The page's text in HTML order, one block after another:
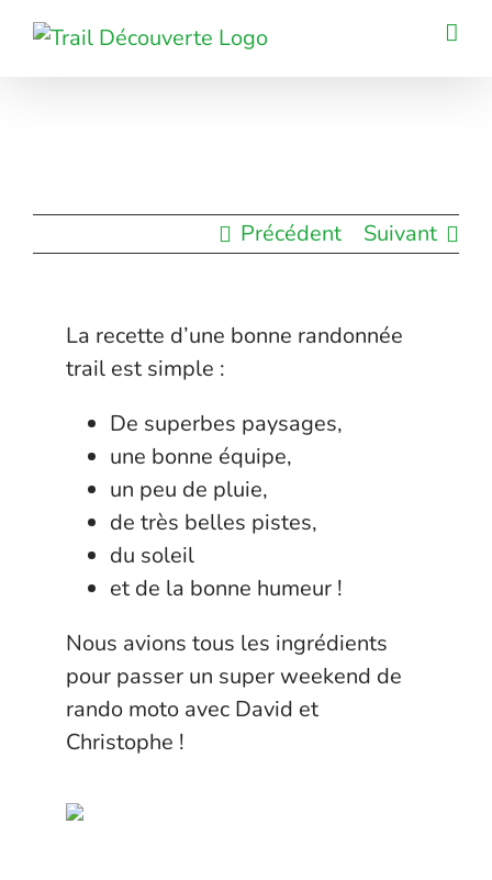
Passer
Précédent Suivant
La recette d’une bonne randonnée
trail est simple :
De superbes paysages,
une bonne équipe,
un peu de pluie,
de très belles pistes,
du soleil
et de la bonne humeur !
Nous avions tous les ingrédients
pour passer un super weekend de
rando moto avec David et
Christophe !